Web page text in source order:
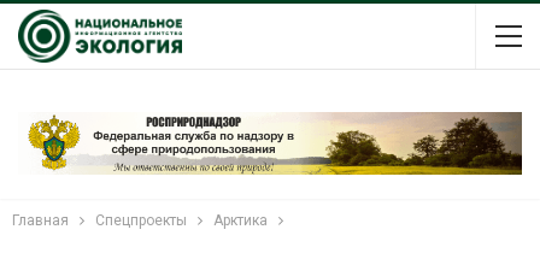
Главная Спецпроекты Арктика